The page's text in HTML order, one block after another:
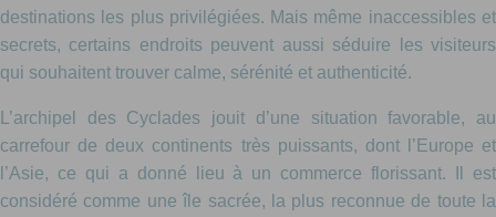
destinations les plus privilégiées. Mais même inaccessibles et
secrets, certains endroits peuvent aussi séduire les visiteurs
qui souhaitent trouver calme, sérénité et authenticité.
L’archipel des Cyclades jouit d’une situation favorable, au
carrefour de deux continents très puissants, dont l’Europe et
l’Asie, ce qui a donné lieu à un commerce florissant. Il est
considéré comme une île sacrée, la plus reconnue de toute la